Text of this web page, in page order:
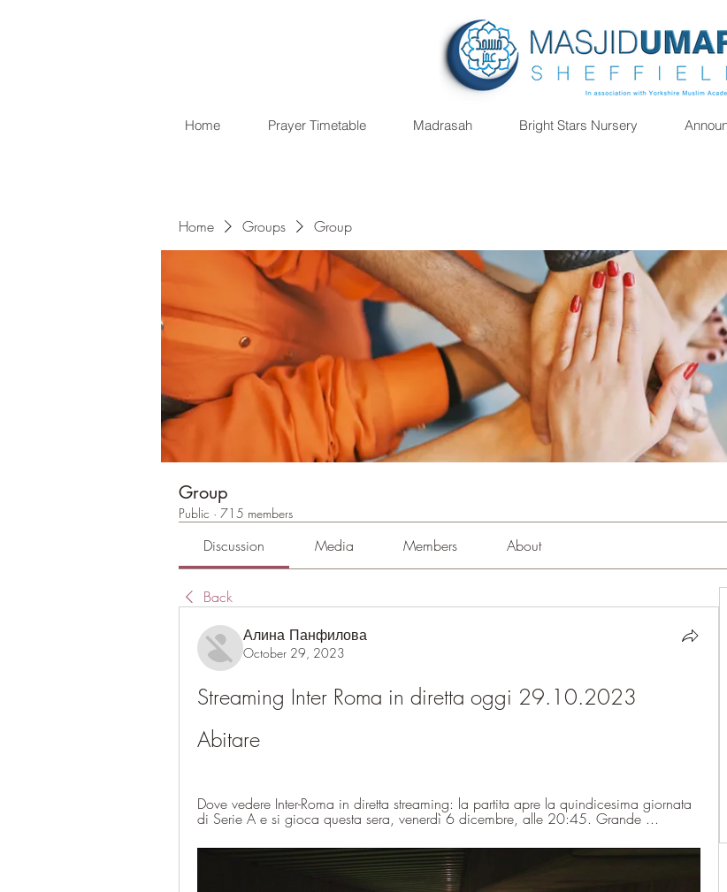
Home Prayer Timetable Madrasah Bright Stars Nursery
Home Groups Group
Group
Public · 715 members
Discussion Media Members About
Back
Алина Панфилова
October 29, 2023
Streaming Inter Roma in diretta oggi 29.10.2023
Abitare
Dove vedere Inter-Roma in diretta streaming: la partita apre la quindicesima giornata
di Serie A e si gioca questa sera, venerdì 6 dicembre, alle 20:45. Grande ...